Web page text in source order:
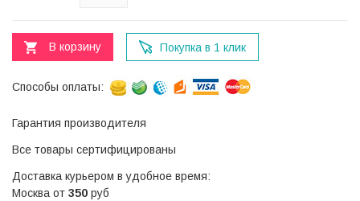
В корзину Покупка в 1 клик
Способы оплаты:
Гарантия производителя
Все товары сертифицированы
Доставка курьером в удобное время:
Москва от 350 руб